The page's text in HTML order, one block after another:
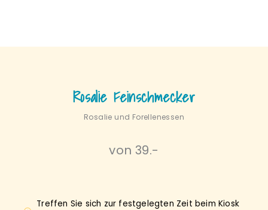
Rosalie Feinschmecker
Rosalie und Forellenessen
von 39.-
Treffen Sie sich zur festgelegten Zeit beim Kiosk